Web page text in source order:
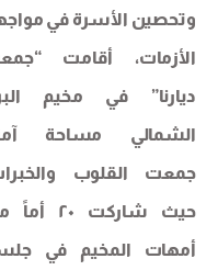
وتحصين الأسرة في مواجهة
الأزمات، أقامت “جمعية
ديارنا” في مخيم البرج
الشمالي مساحة آمنة
جمعت القلوب والخبرات،
حيث شاركت ٢٠ أماً من
أمهات المخيم في جلسة